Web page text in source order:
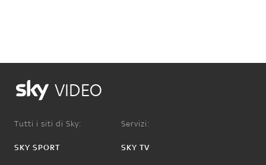
VIDEO
Tutti i siti di Sky:
SKY SPORT
Servizi:
SKY TV